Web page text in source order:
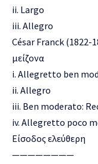
ii. Largo
iii. Allegro
César Franck (1822-
μείζονα
i. Allegretto ben
ii. Allegro
iii. Ben moderato:
iv. Allegretto poco
Eίσοδοςελεύθερη
————————